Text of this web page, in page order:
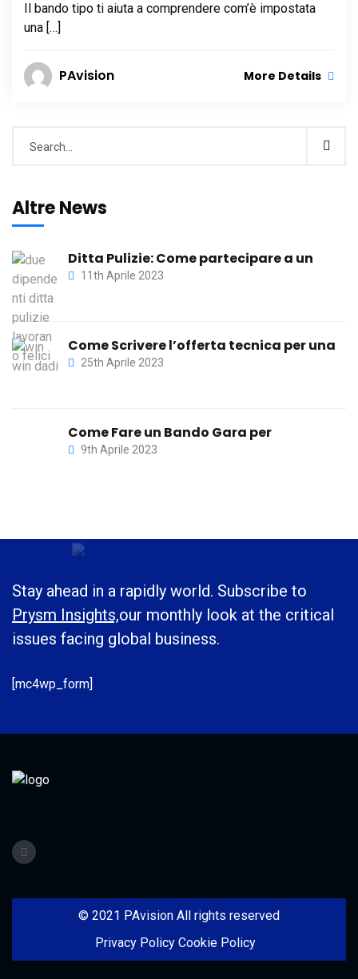
Il bando tipo ti aiuta a comprendere com’è impostata
una […]
PAvision More Details
Altre News
Ditta Pulizie: Come partecipare a un
11th Aprile 2023
Come Scrivere l’offerta tecnica per una
25th Aprile 2023
Come Fare un Bando Gara per
9th Aprile 2023
Stay ahead in a rapidly world. Subscribe to
Prysm Insights,our monthly look at the critical
issues facing global business.
[mc4wp_form]
© 2021 PAvision All rights reserved
Privacy Policy Cookie Policy